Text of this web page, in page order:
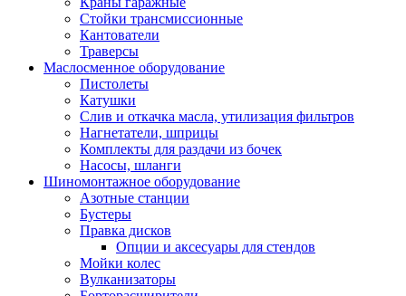
Стойки трансмиссионные
Кантователи
Траверсы
Маслосменное оборудование
Пистолеты
Катушки
Слив и откачка масла, утилизация фильтров
Нагнетатели, шприцы
Комплекты для раздачи из бочек
Насосы, шланги
Шиномонтажное оборудование
Азотные станции
Бустеры
Правка дисков
Опции и аксесуары для стендов
Мойки колес
Вулканизаторы